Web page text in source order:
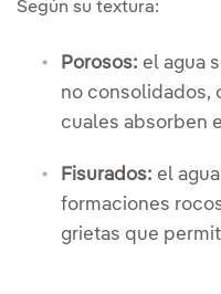
Según su textura:
Porosos: el agua
no consolidados,
cuales absorben
Fisurados: el
formaciones
grietas que